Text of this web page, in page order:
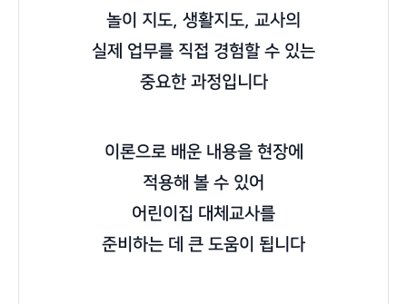
놀이 지도, 생활지도, 교사의
실제 업무를 직접 경험할 수 있는
중요한 과정입니다
이론으로 배운 내용을 현장에
적용해 볼 수 있어
어린이집 대체교사를
준비하는 데 큰 도움이 됩니다